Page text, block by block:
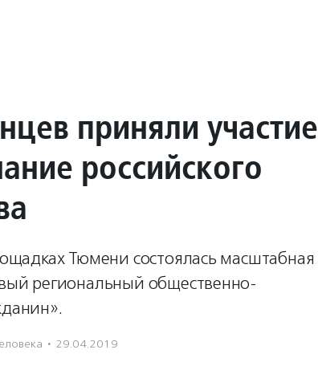
приняли участие
российского
Тюмени состоялась масштабная
региональный общественно-
· 29.04.2019